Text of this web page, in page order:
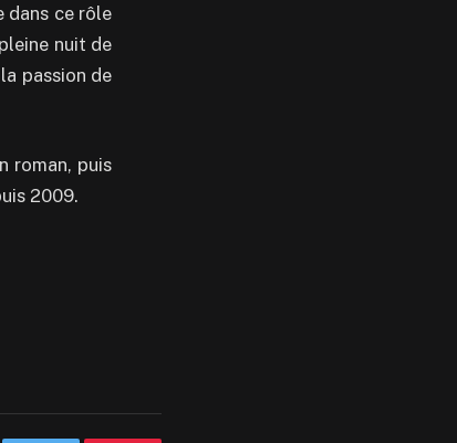
dans ce rôle
nuit de
passion de
roman, puis
2009.